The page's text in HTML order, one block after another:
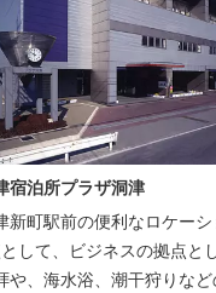
宿泊所プラザ洞津
新町駅前の便利なロケー
して、ビジネスの拠点と
や、海水浴、潮干狩りな